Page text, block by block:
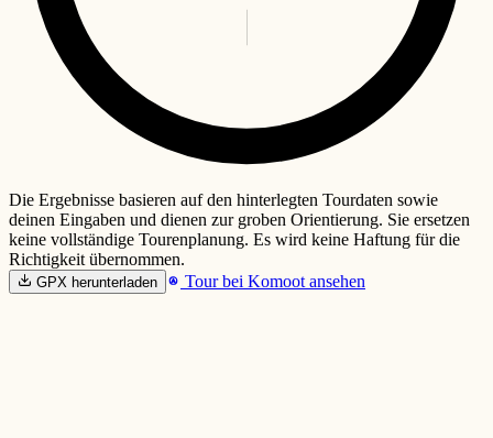
Die Ergebnisse basieren auf den hinterlegten Tourdaten sowie
deinen Eingaben und dienen zur groben Orientierung. Sie ersetzen
keine vollständige Tourenplanung. Es wird keine Haftung für die
Richtigkeit übernommen.
GPX herunterladen Tour bei Komoot ansehen